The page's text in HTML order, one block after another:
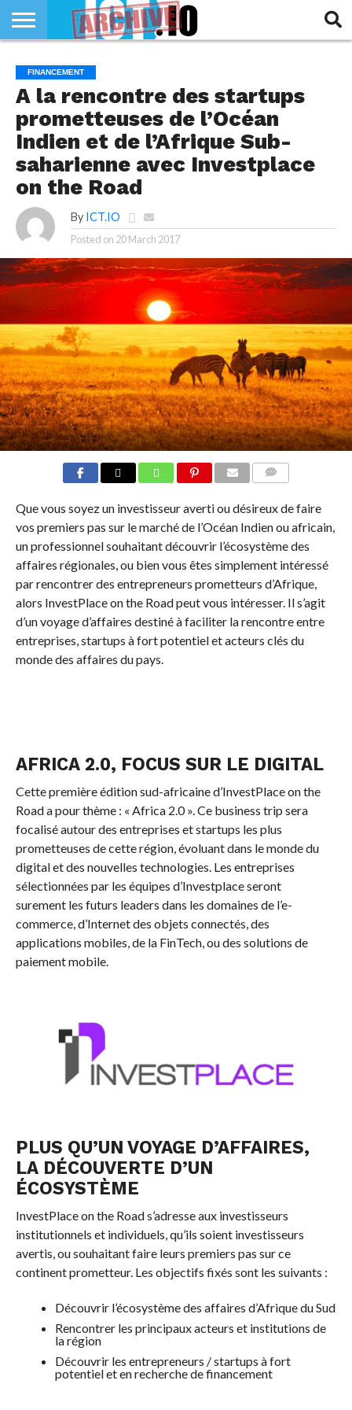
SECTEUR
TECH
LIFE
RUBRIQUES
FINANCEMENT
A la rencontre des startups
prometteuses de l’Océan
Indien et de l’Afrique Sub-
saharienne avec Investplace
on the Road
By ICT.IO
Posted on 20 March 2017
Que vous soyez un investisseur averti ou désireux de faire
vos premiers pas sur le marché de l’Océan Indien ou africain,
un professionnel souhaitant découvrir l’écosystème des
affaires régionales, ou bien vous êtes simplement intéressé
par rencontrer des entrepreneurs prometteurs d’Afrique,
alors InvestPlace on the Road peut vous intéresser. Il s’agit
d’un voyage d’affaires destiné à faciliter la rencontre entre
entreprises, startups à fort potentiel et acteurs clés du
monde des affaires du pays.
AFRICA 2.0, FOCUS SUR LE DIGITAL
Cette première édition sud-africaine d’InvestPlace on the
Road a pour thème : « Africa 2.0 ». Ce business trip sera
focalisé autour des entreprises et startups les plus
prometteuses de cette région, évoluant dans le monde du
digital et des nouvelles technologies. Les entreprises
sélectionnées par les équipes d’Investplace seront
surement les futurs leaders dans les domaines de l’e-
commerce, d’Internet des objets connectés, des
applications mobiles, de la FinTech, ou des solutions de
paiement mobile.
PLUS QU’UN VOYAGE D’AFFAIRES,
LA DÉCOUVERTE D’UN
ÉCOSYSTÈME
InvestPlace on the Road s’adresse aux investisseurs
institutionnels et individuels, qu’ils soient investisseurs
avertis, ou souhaitant faire leurs premiers pas sur ce
continent prometteur. Les objectifs fixés sont les suivants :
Découvrir l’écosystème des affaires d’Afrique du Sud
Rencontrer les principaux acteurs et institutions de
la région
Découvrir les entrepreneurs / startups à fort
potentiel et en recherche de financement